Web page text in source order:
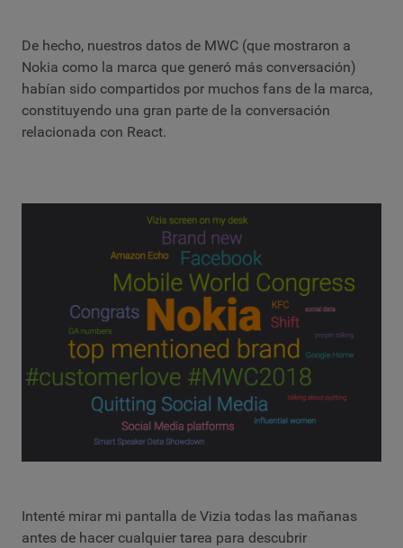
De hecho, nuestros datos de MWC (que mostraron a
Nokia como la marca que generó más conversación)
habían sido compartidos por muchos fans de la marca,
constituyendo una gran parte de la conversación
relacionada con React.
Intenté mirar mi pantalla de Vizia todas las mañanas
antes de hacer cualquier tarea para descubrir